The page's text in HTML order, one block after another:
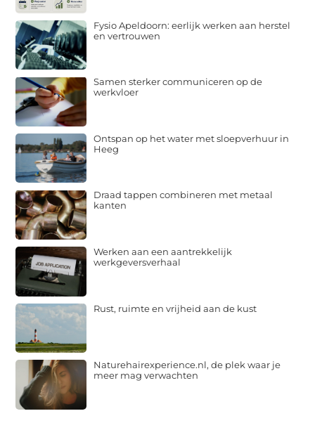
Fysio Apeldoorn: eerlijk werken aan herstel
en vertrouwen
Samen sterker communiceren op de
werkvloer
Ontspan op het water met sloepverhuur in
Heeg
Draad tappen combineren met metaal
kanten
Werken aan een aantrekkelijk
werkgeversverhaal
Rust, ruimte en vrijheid aan de kust
Naturehairexperience.nl, de plek waar je
meer mag verwachten